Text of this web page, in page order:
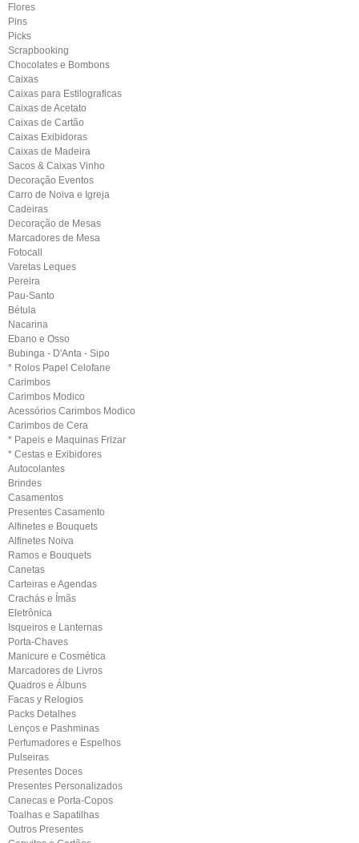
Flores
Pins
Picks
Scrapbooking
Chocolates e Bombons
Caixas
Caixas para Estilograficas
Caixas de Acetato
Caixas de Cartão
Caixas Exibidoras
Caixas de Madeira
Sacos & Caixas Vinho
Decoração Eventos
Carro de Noiva e Igreja
Cadeiras
Decoração de Mesas
Marcadores de Mesa
Fotocall
Varetas Leques
Pereira
Pau-Santo
Bétula
Nacarina
Ebano e Osso
Bubinga - D'Anta - Sipo
* Rolos Papel Celofane
Carimbos
Carimbos Modico
Acessórios Carimbos Modico
Carimbos de Cera
* Papeis e Maquinas Frizar
* Cestas e Exibidores
Autocolantes
Brindes
Casamentos
Presentes Casamento
Alfinetes e Bouquets
Alfinetes Noiva
Ramos e Bouquets
Canetas
Carteiras e Agendas
Crachás e Ímãs
Eletrônica
Isqueiros e Lanternas
Porta-Chaves
Manicure e Cosmética
Marcadores de Livros
Quadros e Álbuns
Facas y Relogios
Packs Detalhes
Lenços e Pashminas
Perfumadores e Espelhos
Pulseiras
Presentes Doces
Presentes Personalizados
Canecas e Porta-Copos
Toalhas e Sapatilhas
Outros Presentes